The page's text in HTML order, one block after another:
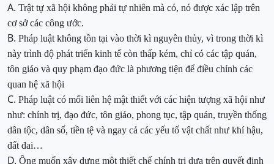
A. Trật tự xã hội không phải tự nhiên mà có, nó được xác lập trên
cơ sở các công ước.
B. Pháp luật không tồn tại vào thời kì nguyên thủy, vì trong thời kì
này trình độ phát triển kinh tế còn thấp kém, chỉ có các tập quán,
tôn giáo và quy phạm đạo đức là phương tiện để điều chỉnh các
quan hệ xã hội
C. Pháp luật có mối liên hệ mật thiết với các hiện tượng xã hội như
như: chính trị, đạo đức, tôn giáo, phong tục, tập quán, truyền thống
dân tộc, dân số, tiền tệ và ngay cả các yếu tố vật chất như khí hậu,
đất đai…
D. Ông muốn xây dựng một thiết chế chính trị dựa trên quyết định